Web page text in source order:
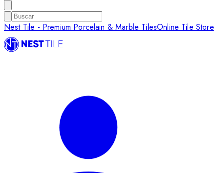
Nest Tile - Premium Porcelain & Marble TilesOnline Tile Store